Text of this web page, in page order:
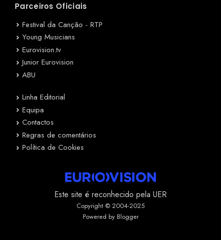
Parceiros Oficiais
Festival da Canção - RTP
Young Musicians
Eurovision.tv
Junior Eurovision
ABU
Linha Editorial
Equipa
Contactos
Regras de comentários
Política de Cookies
Este site é reconhecido pela UER
Copyright © 2004-2025
Powered by Blogger